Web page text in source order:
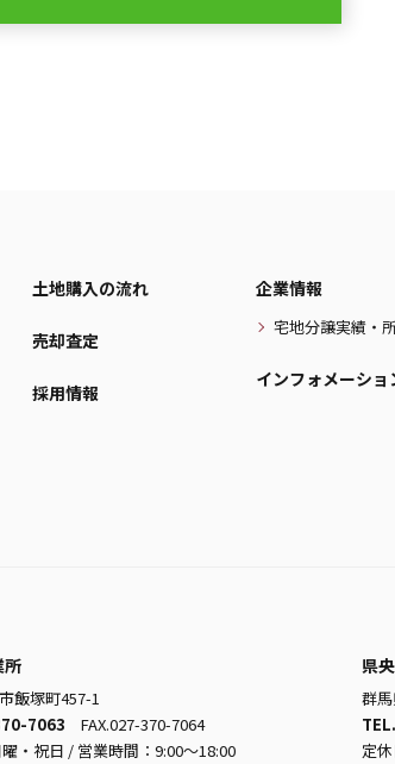
土地購入の流れ
売却査定
採用情報
企業情報
宅地分譲実績・
インフォメーショ
所
飯塚町457-1
7063 FAX.027-370-7064
・祝日 / 営業時間：9:00～18:00
県
群
定